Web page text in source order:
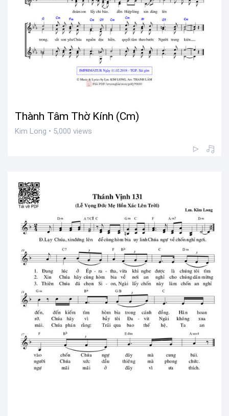
Thành Tâm Thờ Kính (Cm)
Kim Long • 5,000 views